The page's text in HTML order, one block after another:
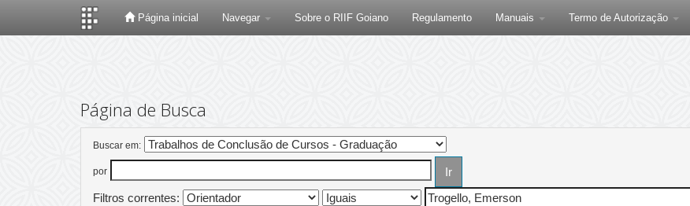
Página inicial Navegar Sobre o RIIF Goiano Regulamento Manuais Termo de Autorização
Página de Busca
Buscar em:
por
Filtros correntes: